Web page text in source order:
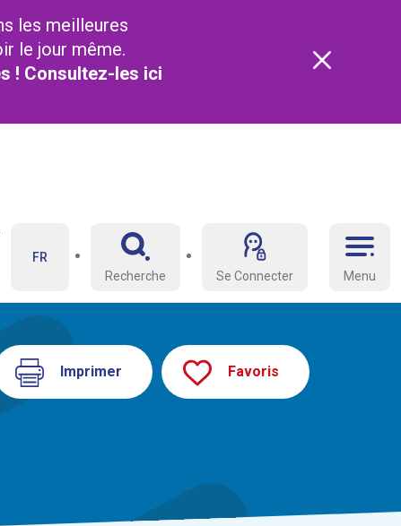
les meilleures
le jour même.
! Consultez-les ici
Menu
FR
Recherche
Se Connecter
Imprimer Favoris